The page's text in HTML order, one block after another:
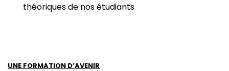
théoriques de nos étudiants
UNE FORMATION D’AVENIR